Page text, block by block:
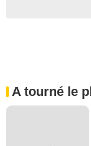
A tourné le